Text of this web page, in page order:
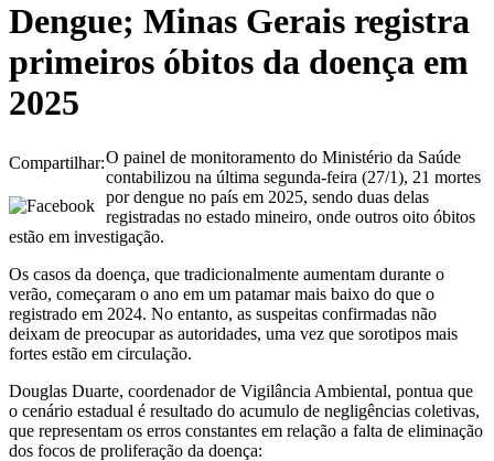
Dengue; Minas Gerais registra
primeiros óbitos da doença em
2025
Compartilhar:O painel de monitoramento do Ministério da Saúde
contabilizou na última segunda-feira (27/1), 21 mortes
por dengue no país em 2025, sendo duas delas
registradas no estado mineiro, onde outros oito óbitos
estão em investigação.
Os casos da doença, que tradicionalmente aumentam durante o
verão, começaram o ano em um patamar mais baixo do que o
registrado em 2024. No entanto, as suspeitas confirmadas não
deixam de preocupar as autoridades, uma vez que sorotipos mais
fortes estão em circulação.
Douglas Duarte, coordenador de Vigilância Ambiental, pontua que
o cenário estadual é resultado do acumulo de negligências coletivas,
que representam os erros constantes em relação a falta de eliminação
dos focos de proliferação da doença: